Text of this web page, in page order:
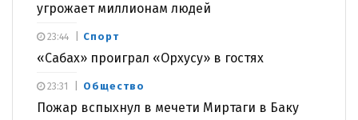
угрожает миллионам людей
Спорт
«Сабах» проиграл «Орхусу» в гостях
23:44
Общество
Пожар вспыхнул в мечети Миртаги в Баку
23:31